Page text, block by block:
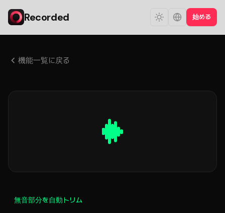
Recorded 始める
機能一覧に戻る
無音部分を自動トリム